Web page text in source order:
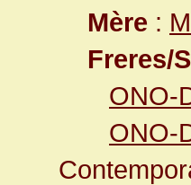
Mère :
Freres/
ONO-
ONO-